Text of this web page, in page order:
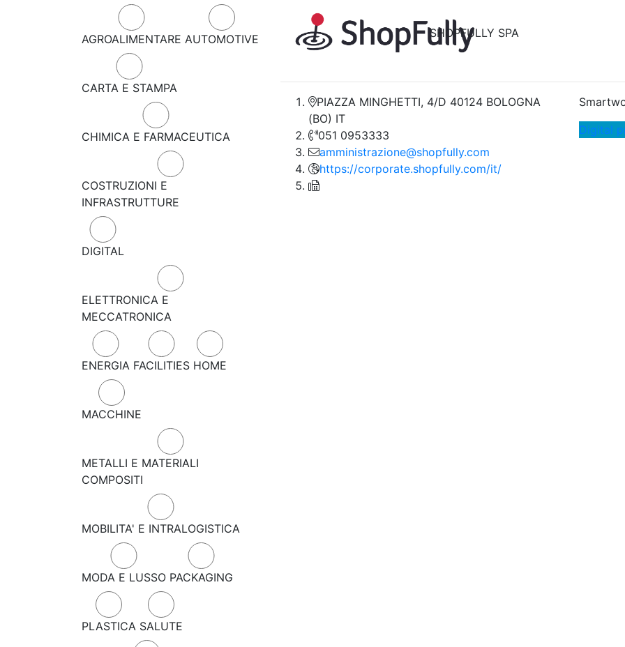
AGROALIMENTARE AUTOMOTIVE
CARTA E STAMPA
CHIMICA E FARMACEUTICA
COSTRUZIONI E
INFRASTRUTTURE
DIGITAL
ELETTRONICA E
MECCATRONICA
ENERGIA FACILITIES HOME
MACCHINE
METALLI E MATERIALI
COMPOSITI
MOBILITA' E INTRALOGISTICA
MODA E LUSSO PACKAGING
PLASTICA SALUTE
SHOPFULLY SPA
PIAZZA MINGHETTI, 4/D 40124 BOLOGNA
(BO) IT
051 0953333
amministrazione@shopfully.com
https://corporate.shopfully.com/it/
Digital